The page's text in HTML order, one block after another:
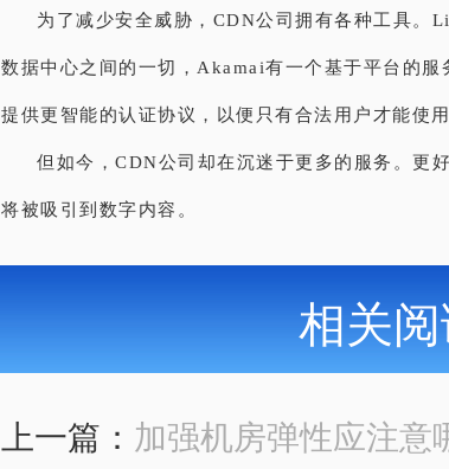
为了减少安全威胁，CDN公司拥有各种工具。
数据中心之间的一切，Akamai有一个基于平台的服
提供更智能的认证协议，以便只有合法用户才能使用
但如今，CDN公司却在沉迷于更多的服务。更
将被吸引到数字内容。
相关
上一篇： 加强机房弹性应注意